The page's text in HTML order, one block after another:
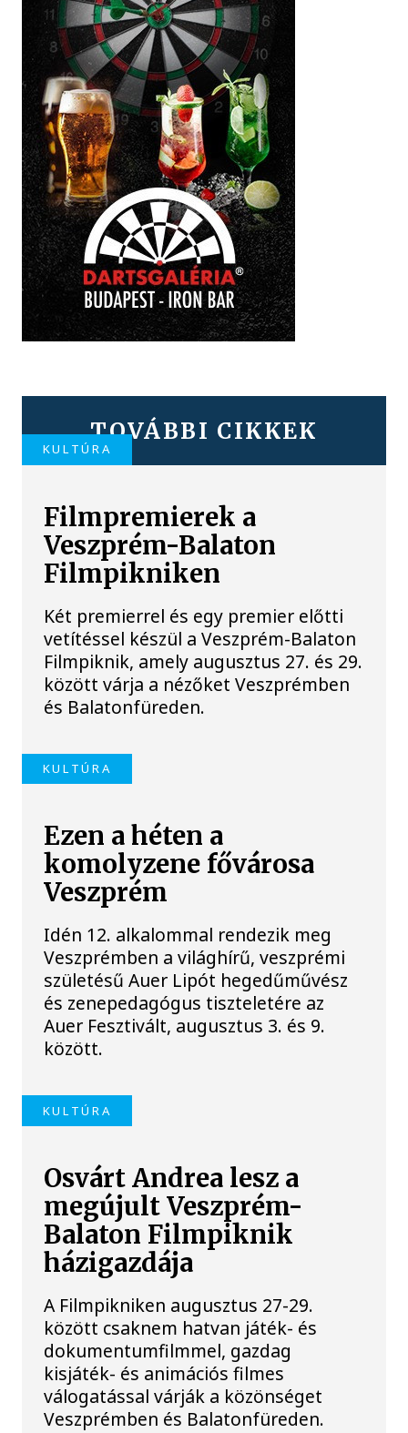
TOVÁBBI CIKKEK
KULTÚRA
Filmpremierek a
Veszprém-Balaton
Filmpikniken
Két premierrel és egy premier előtti
vetítéssel készül a Veszprém-Balaton
Filmpiknik, amely augusztus 27. és 29.
között várja a nézőket Veszprémben
és Balatonfüreden.
KULTÚRA
Ezen a héten a
komolyzene fővárosa
Veszprém
Idén 12. alkalommal rendezik meg
Veszprémben a világhírű, veszprémi
születésű Auer Lipót hegedűművész
és zenepedagógus tiszteletére az
Auer Fesztivált, augusztus 3. és 9.
között.
KULTÚRA
Osvárt Andrea lesz a
megújult Veszprém-
Balaton Filmpiknik
házigazdája
A Filmpikniken augusztus 27-29.
között csaknem hatvan játék- és
dokumentumfilmmel, gazdag
kisjáték- és animációs filmes
válogatással várják a közönséget
Veszprémben és Balatonfüreden.